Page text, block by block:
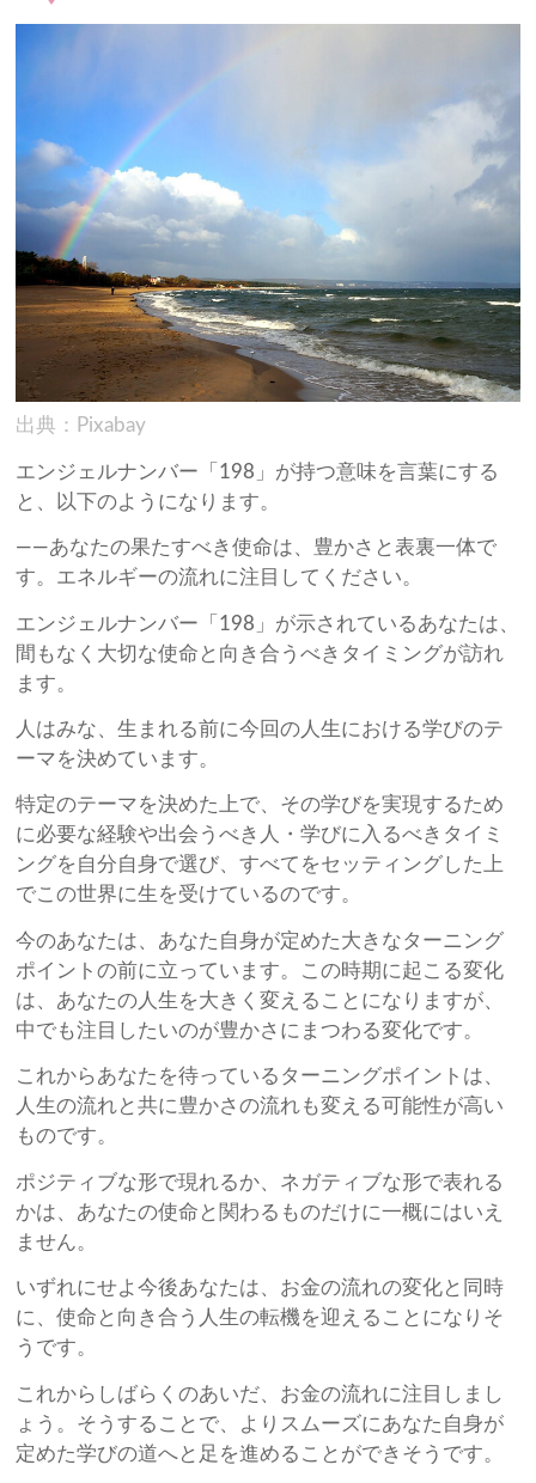
出典：Pixabay
エンジェルナンバー「198」が持つ意味を言葉にする
と、以下のようになります。
——あなたの果たすべき使命は、豊かさと表裏一体で
す。エネルギーの流れに注目してください。
エンジェルナンバー「198」が示されているあなたは、
間もなく大切な使命と向き合うべきタイミングが訪れ
ます。
人はみな、生まれる前に今回の人生における学びのテ
ーマを決めています。
特定のテーマを決めた上で、その学びを実現するため
に必要な経験や出会うべき人・学びに入るべきタイミ
ングを自分自身で選び、すべてをセッティングした上
でこの世界に生を受けているのです。
今のあなたは、あなた自身が定めた大きなターニング
ポイントの前に立っています。この時期に起こる変化
は、あなたの人生を大きく変えることになりますが、
中でも注目したいのが豊かさにまつわる変化です。
これからあなたを待っているターニングポイントは、
人生の流れと共に豊かさの流れも変える可能性が高い
ものです。
ポジティブな形で現れるか、ネガティブな形で表れる
かは、あなたの使命と関わるものだけに一概にはいえ
ません。
いずれにせよ今後あなたは、お金の流れの変化と同時
に、使命と向き合う人生の転機を迎えることになりそ
うです。
これからしばらくのあいだ、お金の流れに注目しまし
ょう。そうすることで、よりスムーズにあなた自身が
定めた学びの道へと足を進めることができそうです。